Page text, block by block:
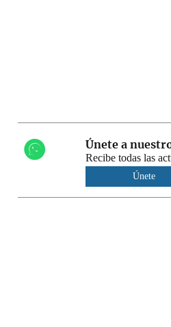
Únete a
Recibe todas las
Únete